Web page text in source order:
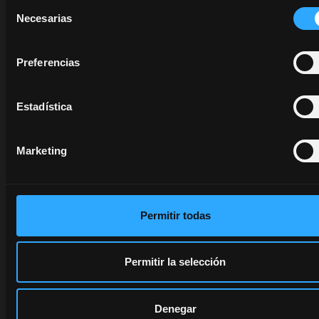
Necesarias
Preferencias
Estadística
Marketing
Permitir todas
Permitir la selección
Denegar
concessionário.
invisíveis. Os
são formulados
para maximizar a
eficiência do